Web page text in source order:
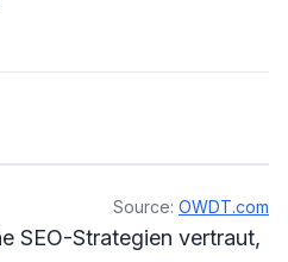
Source: OWDT.com
SEO-Strategien vertraut,